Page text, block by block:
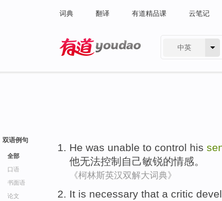
词典 翻译 有道精品课 云笔记
中英
双语例句
全部
口语
书面语
论文
He was unable to control his
他无法控制 自己敏锐的情感。
《柯林斯英汉双解大词典》
It is necessary that a critic